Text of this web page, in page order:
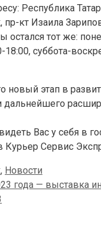
Республика
кт Изаила
остался тот же:
18:00, суббота-
новый этап в
дальнейшего
Вас у себя в
Курьер Сервис
, Новости
года — выставка